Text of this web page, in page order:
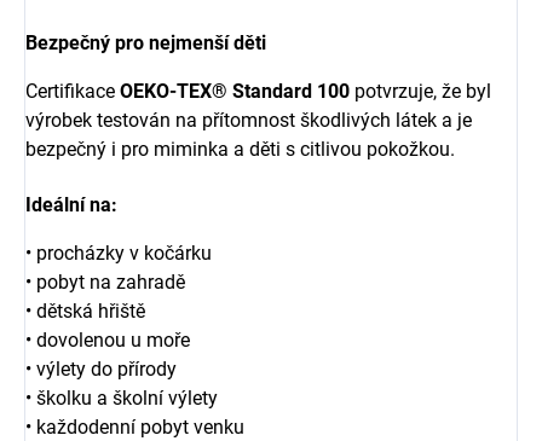
Bezpečný pro nejmenší děti
Certifikace OEKO-TEX® Standard 100 potvrzuje, že byl
výrobek testován na přítomnost škodlivých látek a je
bezpečný i pro miminka a děti s citlivou pokožkou.
Ideální na:
• procházky v kočárku
• pobyt na zahradě
• dětská hřiště
• dovolenou u moře
• výlety do přírody
• školku a školní výlety
• každodenní pobyt venku